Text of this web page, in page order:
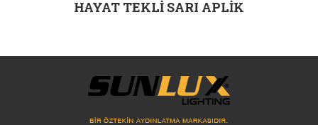
HAYAT TEKLİ SARI APLİK